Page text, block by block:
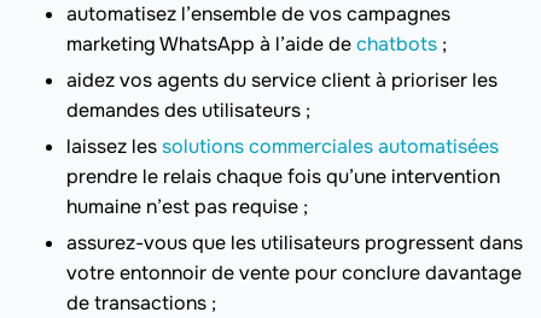
automatisez l’ensemble de vos campagnes
marketing WhatsApp à l’aide dechatbots ;
aidez vos agents du service client à prioriser les
demandes des utilisateurs ;
laissez lessolutions commerciales automatisées
prendre le relais chaque fois qu’une intervention
humaine n’est pas requise ;
assurez-vous que les utilisateurs progressent dans
votre entonnoir de vente pour conclure davantage
de transactions ;